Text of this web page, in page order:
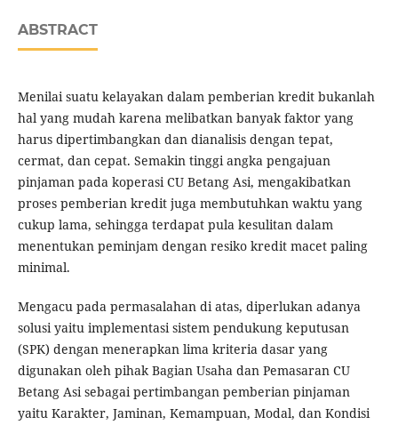
ABSTRACT
Menilai suatu kelayakan dalam pemberian kredit bukanlah
hal yang mudah karena melibatkan banyak faktor yang
harus dipertimbangkan dan dianalisis dengan tepat,
cermat, dan cepat. Semakin tinggi angka pengajuan
pinjaman pada koperasi CU Betang Asi, mengakibatkan
proses pemberian kredit juga membutuhkan waktu yang
cukup lama, sehingga terdapat pula kesulitan dalam
menentukan peminjam dengan resiko kredit macet paling
minimal.
Mengacu pada permasalahan di atas, diperlukan adanya
solusi yaitu implementasi sistem pendukung keputusan
(SPK) dengan menerapkan lima kriteria dasar yang
digunakan oleh pihak Bagian Usaha dan Pemasaran CU
Betang Asi sebagai pertimbangan pemberian pinjaman
yaitu Karakter, Jaminan, Kemampuan, Modal, dan Kondisi